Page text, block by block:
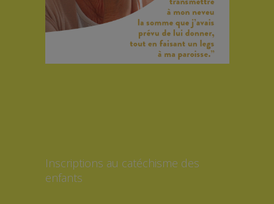
Inscriptions au catéchisme des
enfants